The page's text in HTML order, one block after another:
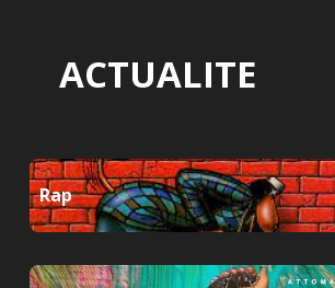
ACTUALITE
Rap